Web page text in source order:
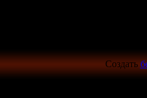
Создать